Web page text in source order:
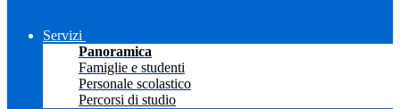
Servizi
Panoramica
Famiglie e studenti
Personale scolastico
Percorsi di studio